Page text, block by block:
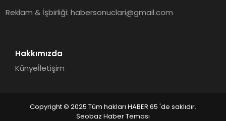
Reklam & İşbirliği:habersonuclari@gmail.com
Hakkımızda
Künyeİletişim
Copyright © 2025 Tüm hakları HABER 65 'de saklıdır.
Seobaz Haber Teması